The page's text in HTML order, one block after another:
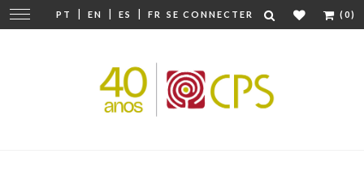
PT | EN | ES | FR SE CONNECTER (0)
Modifier
la